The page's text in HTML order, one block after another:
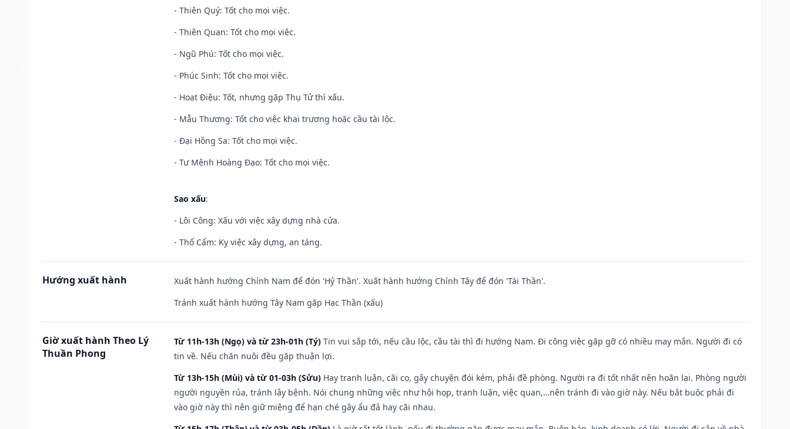
- Thiên Quý: Tốt cho mọi việc.
- Thiên Quan: Tốt cho mọi việc.
- Ngũ Phú: Tốt cho mọi việc.
- Phúc Sinh: Tốt cho mọi việc.
- Hoạt Điệu: Tốt, nhưng gặp Thụ Tử thì xấu.
- Mẫu Thương: Tốt cho việc khai trương hoặc cầu tài lộc.
- Đại Hồng Sa: Tốt cho mọi việc.
- Tư Mệnh Hoàng Đạo: Tốt cho mọi việc.
Sao xấu:
- Lôi Công: Xấu với việc xây dựng nhà cửa.
- Thổ Cẩm: Kỵ việc xây dựng, an táng.
Hướng xuất hành
Xuất hành hướng Chính Nam để đón 'Hỷ Thần'. Xuất hành hướng Chính Tây để đón 'Tài Thần'.
Tránh xuất hành hướng Tây Nam gặp Hạc Thần (xấu)
Giờ xuất hành Theo Lý
Thuần Phong
Từ 11h-13h (Ngọ) và từ 23h-01h (Tý) Tin vui sắp tới, nếu cầu lộc, cầu tài thì đi hướng Nam. Đi công việc gặp gỡ có nhiều may mắn. Người đi có
tin về. Nếu chăn nuôi đều gặp thuận lợi.
Từ 13h-15h (Mùi) và từ 01-03h (Sửu) Hay tranh luận, cãi cọ, gây chuyện đói kém, phải đề phòng. Người ra đi tốt nhất nên hoãn lại. Phòng người
người nguyền rủa, tránh lây bệnh. Nói chung những việc như hội họp, tranh luận, việc quan,…nên tránh đi vào giờ này. Nếu bắt buộc phải đi
vào giờ này thì nên giữ miệng để hạn ché gây ẩu đả hay cãi nhau.